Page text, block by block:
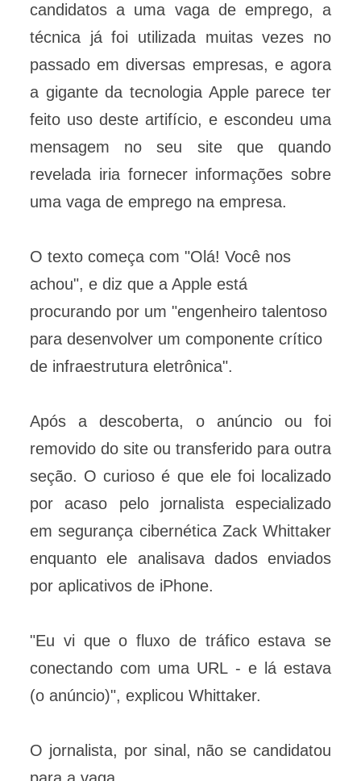
candidatos a uma vaga de emprego, a
técnica já foi utilizada muitas vezes no
passado em diversas empresas, e agora
a gigante da tecnologia Apple parece ter
feito uso deste artifício, e escondeu uma
mensagem no seu site que quando
revelada iria fornecer informações sobre
uma vaga de emprego na empresa.
O texto começa com "Olá! Você nos
achou", e diz que a Apple está
procurando por um "engenheiro talentoso
para desenvolver um componente crítico
de infraestrutura eletrônica".
Após a descoberta, o anúncio ou foi
removido do site ou transferido para outra
seção. O curioso é que ele foi localizado
por acaso pelo jornalista especializado
em segurança cibernética Zack Whittaker
enquanto ele analisava dados enviados
por aplicativos de iPhone.
"Eu vi que o fluxo de tráfico estava se
conectando com uma URL - e lá estava
(o anúncio)", explicou Whittaker.
O jornalista, por sinal, não se candidatou